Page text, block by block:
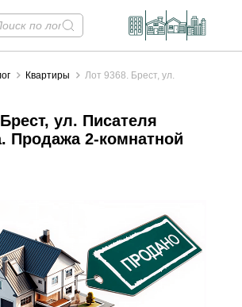
Квартиры
Лот 9368. Брест, ул.
ул. Писателя
Продажа 2-комнатной